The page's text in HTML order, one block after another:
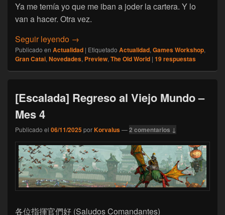
Ya me temía yo que me iban a joder la cartera. Y lo
van a hacer. Otra vez.
Seguir leyendo [The Old World] Segunda Oleada de Gran
→
Publicado en Actualidad | Etiquetado Actualidad, Games Workshop,
Gran Catai, Novedades, Preview, The Old World | 19respuestas
[Escalada] Regreso al Viejo Mundo –
Mes 4
Publicado el 06/11/2025porKorvalus—2 comentarios ↓
各位指揮官們好 (Saludos Comandantes)